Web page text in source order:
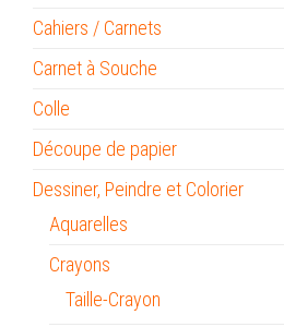
Cahiers / Carnets
Carnet à Souche
Colle
Découpe de papier
Dessiner, Peindre et Colorier
Aquarelles
Crayons
Taille-Crayon